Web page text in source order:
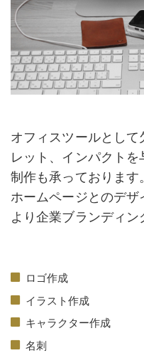
オフィスツールとし
レット、インパクト
制作も承っております。
ホームページとのデ
より企業ブランディン
ロゴ作成
イラスト作成
キャラクター作成
名刺